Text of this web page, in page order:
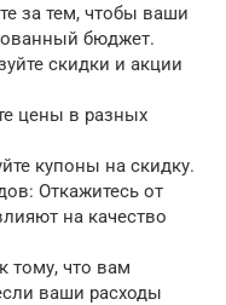
за тем, чтобы ваши
бюджет.
скидки и акции
цены в разных
купоны на скидку.
Откажитесь от
на качество
тому, что вам
ваши расходы